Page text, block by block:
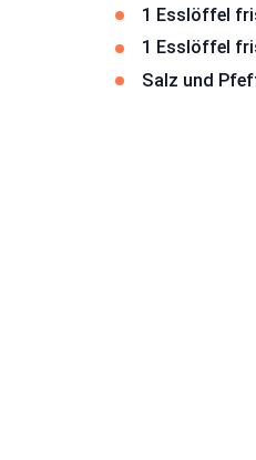
1 Esslöffel
1 Esslöffel
Salz und